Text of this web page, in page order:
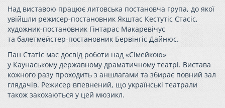
Над виставою працює литовська постановча група, до якої
увійшли режисер-постановник Якштас Кестутіс Стасіс,
художник-постановник Гінтарас Макаревічус
та балетмейстер-постановник Бервінгіс Дайнюс.
Пан Статіс має досвід роботи над «Сімейкою»
у Каунаському державному драматичному театрі. Вистава
кожного разу проходить з аншлагами та збирає повний зал
глядачів. Режисер впевнений, що українські театрали
також закохаються у цей мюзикл.